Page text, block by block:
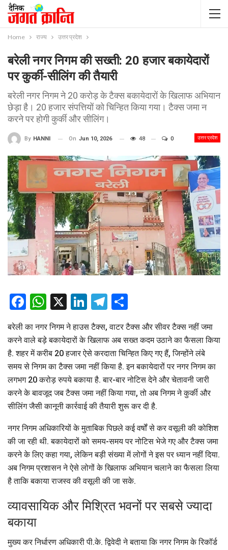
Home राज्य उत्तर प्रदेश
बरेली नगर निगम की सख्ती: 20 हजार बकायेदारों
पर कुर्की-सीलिंग की तैयारी
बरेली नगर निगम ने 20 करोड़ के टैक्स बकायेदारों के खिलाफ अभियान
छेड़ा है। 20 हजार संपत्तियों को चिन्हित किया गया। टैक्स जमा न
करने पर होगी कुर्की और सीलिंग।
उत्तर प्रदेश
By HANNI On Jun 10, 2026 48 0
Facebook
WhatsApp
X LinkedIn
Telegram
बरेली का नगर निगम ने हाउस टैक्स, वाटर टैक्स और सीवर टैक्स नहीं जमा
करने वाले बड़े बकायेदारों के खिलाफ अब सख्त कदम उठाने का फैसला किया
है. शहर में करीब 20 हजार ऐसे करदाता चिन्हित किए गए हैं, जिन्होंने लंबे
समय से निगम का टैक्स जमा नहीं किया है. इन बकायेदारों पर नगर निगम का
लगभग 20 करोड़ रुपये बकाया है. बार-बार नोटिस देने और चेतावनी जारी
करने के बावजूद जब टैक्स जमा नहीं किया गया, तो अब निगम ने कुर्की और
सीलिंग जैसी कानूनी कार्रवाई की तैयारी शुरू कर दी है.
नगर निगम अधिकारियों के मुताबिक पिछले कई वर्षों से कर वसूली की कोशिश
की जा रही थी. बकायेदारों को समय-समय पर नोटिस भेजे गए और टैक्स जमा
करने के लिए कहा गया, लेकिन बड़ी संख्या में लोगों ने इस पर ध्यान नहीं दिया.
अब निगम प्रशासन ने ऐसे लोगों के खिलाफ अभियान चलाने का फैसला लिया
है ताकि बकाया राजस्व की वसूली की जा सके.
व्यावसायिक और मिश्रित भवनों पर सबसे ज्यादा
बकाया
मुख्य कर निर्धारण अधिकारी पी.के. द्विवेदी ने बताया कि नगर निगम के रिकॉर्ड